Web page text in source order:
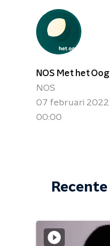
NOS Met het
NOS
07 februari 2022
00:00